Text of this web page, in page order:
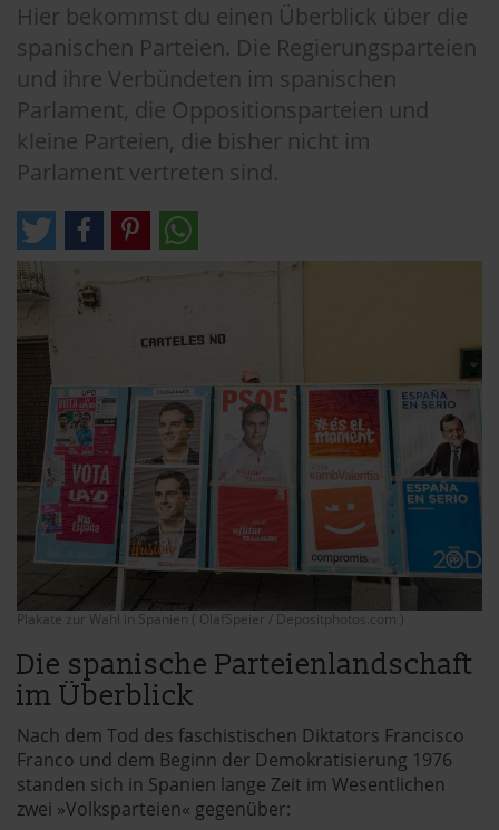
Hier bekommst du einen Überblick über die
spanischen Parteien. Die Regierungsparteien
und ihre Verbündeten im spanischen
Parlament, die Oppositionsparteien und
kleine Parteien, die bisher nicht im
Parlament vertreten sind.
Plakate zur Wahl in Spanien ( OlafSpeier / Depositphotos.com )
Die spanische Parteienlandschaft
im Überblick
Nach dem Tod des faschistischen Diktators Francisco
Franco und dem Beginn der Demokratisierung 1976
standen sich in Spanien lange Zeit im Wesentlichen
zwei »Volksparteien« gegenüber: